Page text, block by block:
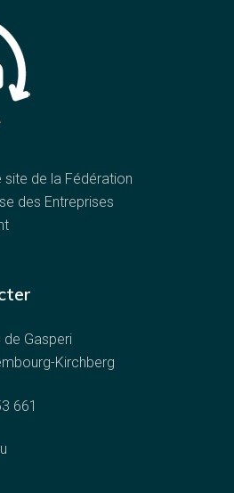
site de la Fédération
des Entreprises
de Gasperi
Kirchberg
661